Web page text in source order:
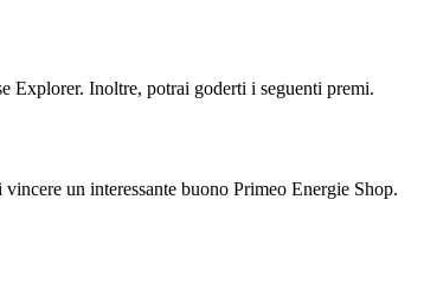
Explorer. Inoltre, potrai goderti i seguenti premi.
un interessante buono Primeo Energie Shop.